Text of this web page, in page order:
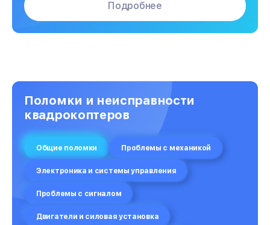
Подробнее
Поломки и неисправности
квадрокоптеров
Общие поломки Проблемы с механикой
Электроника и системы управления
Проблемы с сигналом
Двигатели и силовая установка